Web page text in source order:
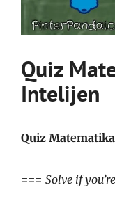
Quiz
Intelijen
Quiz
=== Solve if